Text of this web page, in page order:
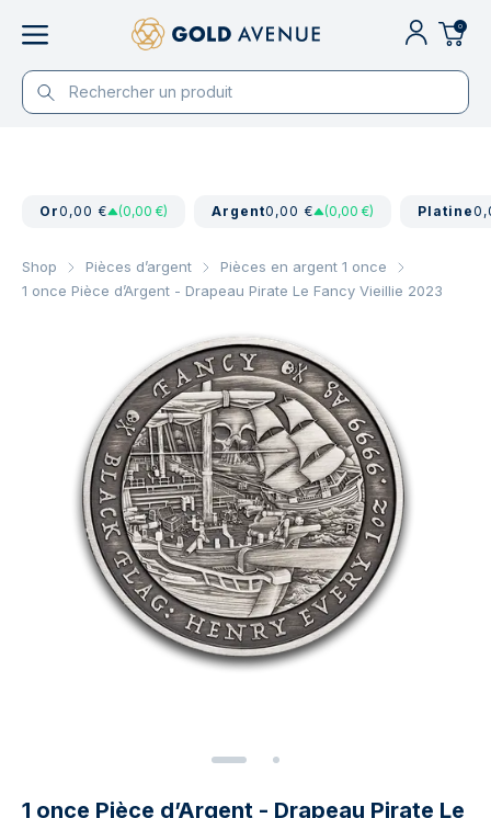
0
Or0,00 € (0,00 €) Argent0,00 € (0,00 €) Platine
Shop Pièces d’argent
Pièces en argent 1 once
1 once Pièce d’Argent - Drapeau Pirate Le Fancy Vieillie 2023
1 once Pièce d’Argent - Drapeau Pirate Le